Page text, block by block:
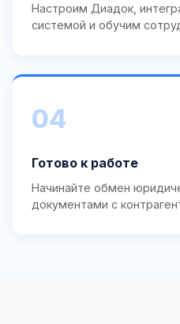
Настроим Диадок,
системой и обучим
04
Готово к работе
Начинайте обмен
документами с